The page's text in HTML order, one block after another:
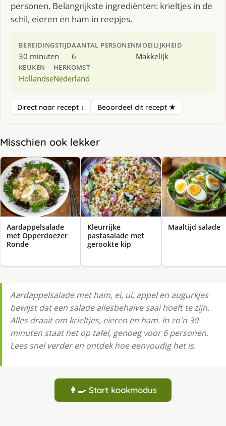
personen. Belangrijkste ingrediënten: krieltjes in de
schil, eieren en ham in reepjes.
BEREIDINGSTIJD
30 minuten
AANTAL PERSONEN
6
MOEILIJKHEID
Makkelijk
KEUKEN
Hollandse
HERKOMST
Nederland
Direct naar recept ↓ Beoordeel dit recept ★
Misschien ook lekker
Aardappelsalade
met Opperdoezer
Ronde
Kleurrijke
pastasalade met
gerookte kip
Maaltijd salade
Aardappelsalade met ham, ei, ui, appel en augurkjes
bewijst dat een salade allesbehalve saai hoeft te zijn.
Alles draait om krieltjes, eieren en ham. In zo'n 30
minuten staat het op tafel, genoeg voor 6 personen.
Lees snel verder en ontdek hoe eenvoudig het is.
👩‍🍳 Start kookmodus